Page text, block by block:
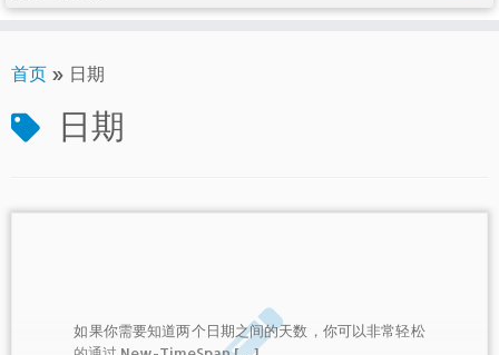
首页 » 日期
日期
如果你需要知道两个日期之间的天数，你可以非常轻松